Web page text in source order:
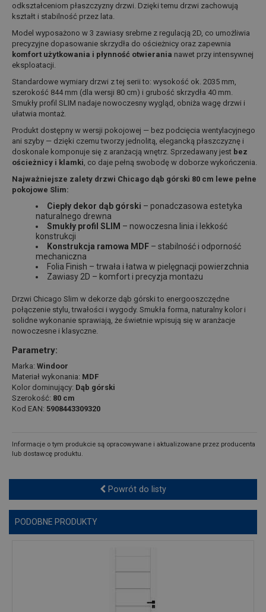
odkształceniom płaszczyzny drzwi. Dzięki temu drzwi zachowują
kształt i stabilność przez lata.
Model wyposażono w 3 zawiasy srebrne z regulacją 2D, co umożliwia
precyzyjne dopasowanie skrzydła do ościeżnicy oraz zapewnia
komfort użytkowania i płynność otwierania nawet przy intensywnej
eksploatacji.
Standardowe wymiary drzwi z tej serii to: wysokość ok. 2035 mm,
szerokość 844 mm (dla wersji 80 cm) i grubość skrzydła 40 mm.
Smukły profil SLIM nadaje nowoczesny wygląd, obniża wagę drzwi i
ułatwia montaż.
Produkt dostępny w wersji pokojowej — bez podcięcia wentylacyjnego
ani szyby — dzięki czemu tworzy jednolitą, elegancką płaszczyznę i
doskonale komponuje się z aranżacją wnętrz. Sprzedawany jest bez
ościeżnicy i klamki, co daje pełną swobodę w doborze wykończenia.
Najważniejsze zalety drzwi Chicago dąb górski 80 cm lewe pełne
pokojowe Slim:
Ciepły dekor dąb górski – ponadczasowa estetyka
naturalnego drewna
Smukły profil SLIM – nowoczesna linia i lekkość
konstrukcji
Konstrukcja ramowa MDF – stabilność i odporność
mechaniczna
Folia Finish – trwała i łatwa w pielęgnacji powierzchnia
Zawiasy 2D – komfort i precyzja montażu
Drzwi Chicago Slim w dekorze dąb górski to energooszczędne
połączenie stylu, trwałości i wygody. Smukła forma, naturalny kolor i
solidne wykonanie sprawiają, że świetnie wpisują się w aranżacje
nowoczesne i klasyczne.
Parametry:
Marka: Windoor
Materiał wykonania: MDF
Kolor dominujący: Dąb górski
Szerokość: 80 cm
Kod EAN: 5908443309320
Informacje o tym produkcie są opracowywane i aktualizowane przez producenta
lub dostawcę produktu.
Powrót do listy
PODOBNE PRODUKTY